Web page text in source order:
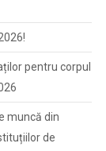
pentru corpul
muncă din
de